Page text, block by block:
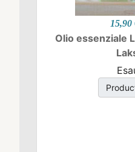
15,90
Olio essenziale